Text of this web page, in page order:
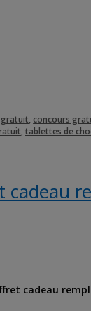
gratuit concours
tablettes de
cadeau